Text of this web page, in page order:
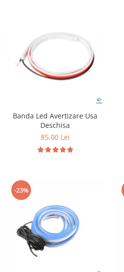
Banda Led Avertizare Usa
Deschisa
85,00 Lei
-23%